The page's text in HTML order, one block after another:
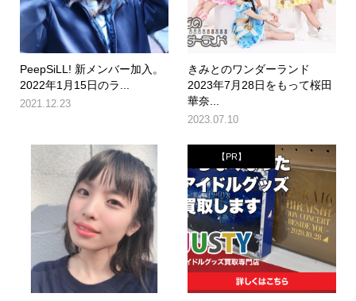
PeepSiLL! 新メンバー加入。
2022年1月15日のラ...
2021.12.23
きみとのワンダーランド
2023年7月28日をもって桜田
華奈...
2023.07.10
【PR】